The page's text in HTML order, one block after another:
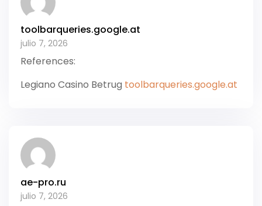
toolbarqueries.google.at
julio 7, 2026
References:
Legiano Casino Betrug toolbarqueries.google.at
ae-pro.ru
julio 7, 2026